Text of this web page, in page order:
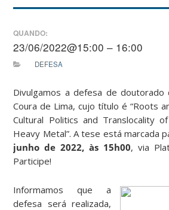
QUANDO:
23/06/2022@15:00 – 16:00
DEFESA
Divulgamos a defesa de doutorado
Coura de Lima, cujo título é “Roots
Cultural Politics and Translocality
Heavy Metal”. A tese está marcada
junho de 2022, às 15h00, via
Participe!
Informamos que a
defesa será realizada,